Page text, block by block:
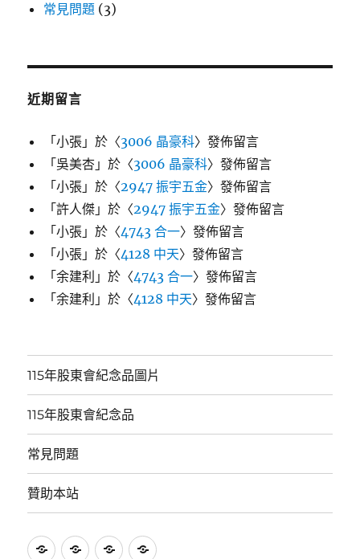
常見問題 (3)
近期留言
「小張 」於〈3006 晶豪科〉發佈留言
「吳美杏 」於〈3006 晶豪科〉發佈留言
「小張 」於〈2947 振宇五金〉發佈留言
「許人傑 」於〈2947 振宇五金〉發佈留言
「小張 」於〈4743 合一〉發佈留言
「小張 」於〈4128 中天〉發佈留言
「余建利 」於〈4743 合一〉發佈留言
「余建利 」於〈4128 中天〉發佈留言
115年股東會紀念品圖片
115年股東會紀念品
常見問題
贊助本站
115 115 常 贊